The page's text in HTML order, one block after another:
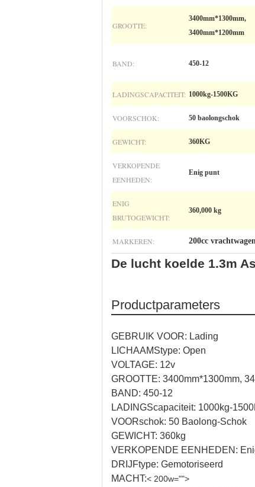
GROOTTE:
3400mm*1300mm,
3400mm*1200mm
BAND: 450-12
LADINGSCAPACITEIT: 1000kg-1500KG
VOORSCHOK: 50 baolongschok
GEWICHT: 360KG
VERKOPENDE
EENHEDEN:
Enig punt
ENIG
BRUTOGEWICHT:
360,000 kg
MARKEREN: 200cc
De lucht koelde 1.3m
Productparameters
GEBRUIK VOOR: Lading
LICHAAMStype: Open
VOLTAGE: 12v
GROOTTE: 3400mm*1300mm,
BAND: 450-12
LADINGScapaciteit: 1000kg-
VOORschok: 50 Baolong-Schok
GEWICHT: 360kg
VERKOPENDE EENHEDEN:
DRIJFtype: Gemotoriseerd
MACHT:< 200w="">